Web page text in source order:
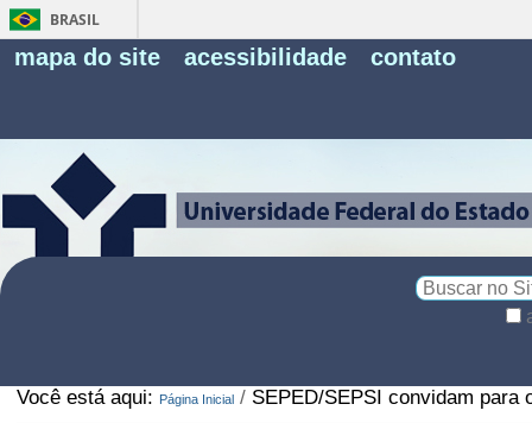
BRASIL
mapa do site acessibilidade contato
Você está aqui: Página Inicial / SEPED/SEPSI convidam para